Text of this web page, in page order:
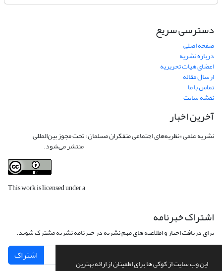
این وب سایت از کوکی ها برای اطمینان از ارائه بهترین
دسترسی سریع
صفحه اصلی
درباره نشریه
اعضای هیات تحریریه
ارسال مقاله
تماس با ما
نقشه سایت
آخرین اخبار
نشریه علمی «نظریه‌های اجتماعی متفکران مسلمان» تحت مجوز بین‌المللی
منتشر می‌شود.
This work is licensed under a
اشتراک خبرنامه
برای دریافت اخبار و اطلاعیه های مهم نشریه در خبرنامه نشریه مشترک شوید.
اشتراک